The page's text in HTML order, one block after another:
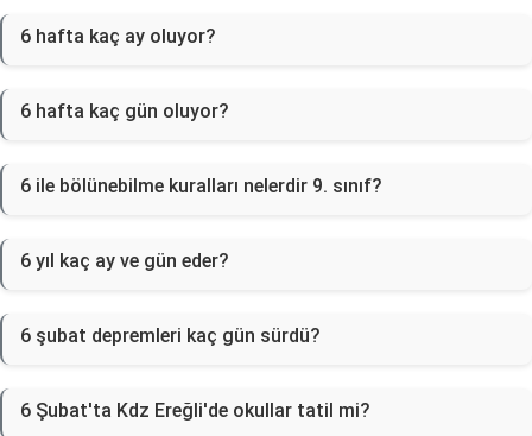
6 hafta kaç ay oluyor?
6 hafta kaç gün oluyor?
6 ile bölünebilme kuralları nelerdir 9. sınıf?
6 yıl kaç ay ve gün eder?
6 şubat depremleri kaç gün sürdü?
6 Şubat'ta Kdz Ereğli'de okullar tatil mi?